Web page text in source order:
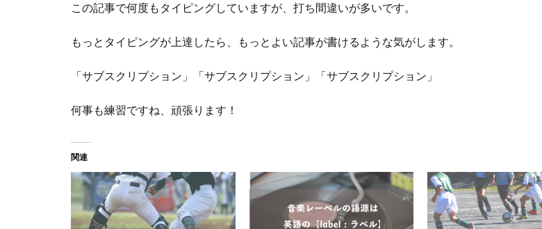
この記事で何度もタイピングしていますが、打ち間違いが多いです。
もっとタイピングが上達したら、もっとよい記事が書けるような気がします。
「サブスクリプション」「サブスクリプション」「サブスクリプション」
何事も練習ですね、頑張ります！
関連